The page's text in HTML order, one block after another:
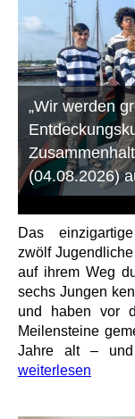
„Wir werden
(04.08.2026)
Das
zwölf
auf ihrem Weg
sechs Jungen
und haben vor
Meilensteine
Jahre alt – und
weiterlesen